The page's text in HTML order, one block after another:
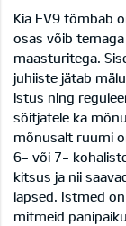
Kia EV9 tõmbab
osas võib
maasturitega.
juhiiste jätab
istus ning
sõitjatele ka
mõnusalt ruumi
6- või 7-
kitsus ja nii
lapsed. Istmed
mitmeid